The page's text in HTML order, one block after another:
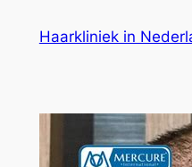
Haarkliniek in